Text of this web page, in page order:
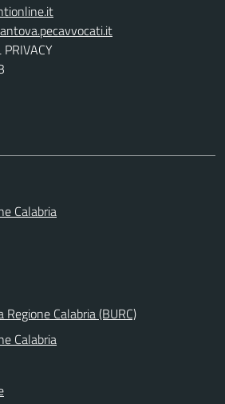
Calabria
Calabria (BURC)
Calabria